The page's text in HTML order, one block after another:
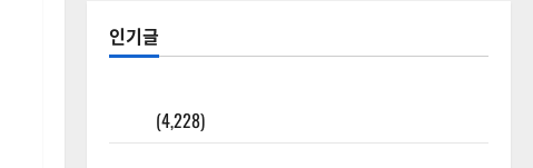
인기글
(4,228)